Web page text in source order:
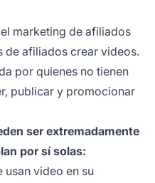
marketing de afiliados
de afiliados crear videos.
por quienes no tienen
publicar y promocionar
ser extremadamente
por sí solas:
usan video en su